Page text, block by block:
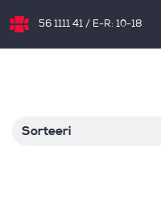
NB.ee
56 1111 41 / E-R: 10-18
Sorteeri